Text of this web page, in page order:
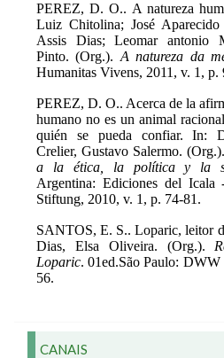
PEREZ, D. O.. A natureza
Luiz Chitolina; José
Assis Dias; Leomar antonio
Pinto. (Org.). A natureza da
Humanitas Vivens, 2011, v. 1, p.
PEREZ, D. O.. Acerca de la
humano no es un animal
quién se pueda confiar. In:
Crelier, Gustavo Salermo. (Org.).
a la ética, la política y la
Argentina: Ediciones del
Stiftung, 2010, v. 1, p. 74-81.
SANTOS, E. S.. Loparic, leitor
Dias, Elsa Oliveira. (Org.).
Loparic. 01ed.São Paulo:
56.
CANAIS